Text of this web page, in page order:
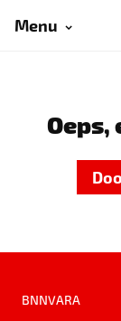
Menu
Oeps,
BNNVARA